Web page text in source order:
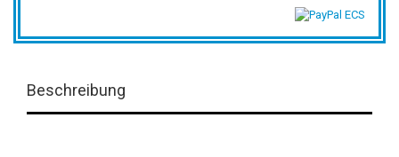
Beschreibung